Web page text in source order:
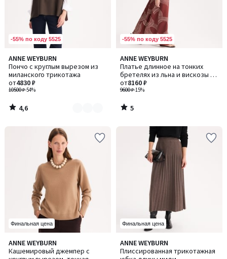
-55% по коду 5525
ANNE WEYBURN
Пончо с круглым вырезом из
миланского трикотажа
10500 ₽-54%
от4830 ₽
4,6
/ 5
Количество
цветов:
3
4,6
/
-55% по коду 5525
ANNE WEYBURN
Платье длинное на тонких
бретелях из льна и вискозы с
набивным рисунком
9600 ₽-15%
от8160 ₽
5
/
5
5
/
Финальная цена
ANNE WEYBURN
Кашемировый джемпер с
4
/
Количество
цветов:
Финальная цена
ANNE WEYBURN
Плиссированная трикотажная